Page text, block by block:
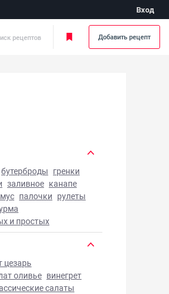
Вход
рецептов Добавить рецепт
бутерброды гренки
заливное канапе
палочки рулеты
и простых
цезарь
оливье винегрет
салаты